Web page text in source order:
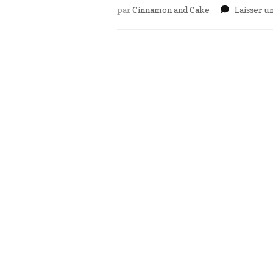
parCinnamon and Cake Laisser